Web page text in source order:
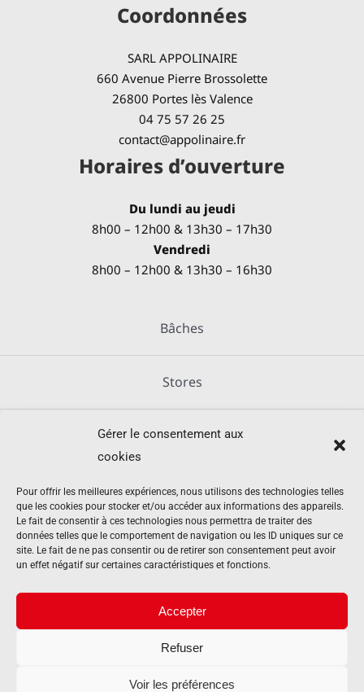
Gérer le consentement aux
cookies
Pour offrir les meilleures expériences, nous utilisons des technologies telles
que les cookies pour stocker et/ou accéder aux informations des appareils.
Le fait de consentir à ces technologies nous permettra de traiter des
données telles que le comportement de navigation ou les ID uniques sur ce
site. Le fait de ne pas consentir ou de retirer son consentement peut avoir
un effet négatif sur certaines caractéristiques et fonctions.
Accepter
Refuser
Voir les préférences
Coordonnées
SARL APPOLINAIRE
660 Avenue Pierre Brossolette
26800 Portes lès Valence
04 75 57 26 25
contact@appolinaire.fr
Horaires d’ouverture
Du lundi au jeudi
8h00 – 12h00 & 13h30 – 17h30
Vendredi
8h00 – 12h00 & 13h30 – 16h30
Bâches
Stores
Métallerie
Équipements agricoles
Mentions légales
Politique de cookies (UE)
Contact